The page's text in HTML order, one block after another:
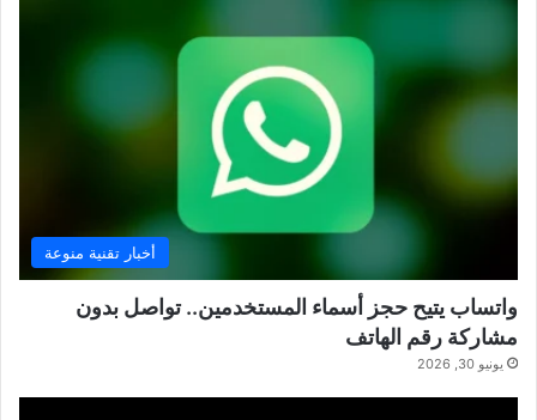
أخبار تقنية منوعة
واتساب يتيح حجز أسماء المستخدمين.. تواصل بدون
مشاركة رقم الهاتف
يونيو 30, 2026